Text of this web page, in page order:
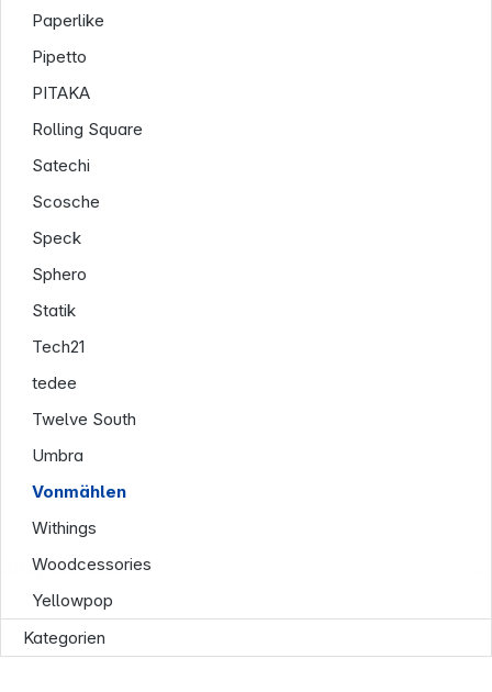
Paperlike
Pipetto
PITAKA
Rolling Square
Satechi
Scosche
Speck
Sphero
Statik
Tech21
tedee
Twelve South
Umbra
Vonmählen
Withings
Woodcessories
Yellowpop
Kategorien
Shop Service